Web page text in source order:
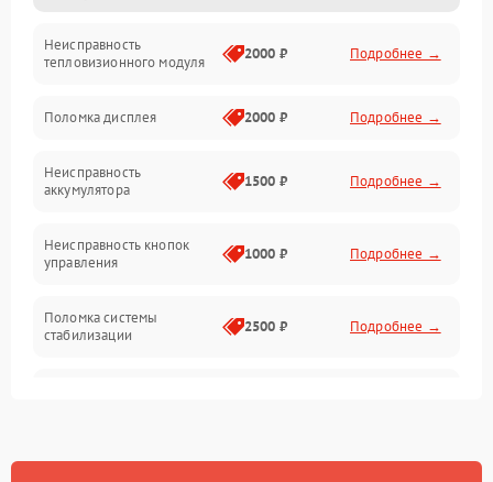
Матрица
Неисправность
тепловизионного модуля
2000 ₽ Подробнее →
Поломка дисплея 2000 ₽ Подробнее →
Неисправность
аккумулятора
1500 ₽ Подробнее →
Неисправность кнопок
управления
1000 ₽ Подробнее →
Поломка системы
стабилизации
2500 ₽ Подробнее →
Неисправность системы